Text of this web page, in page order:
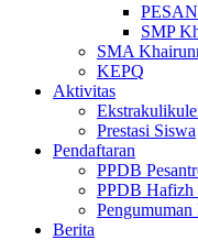
SMP
SMA
KEPQ
Aktivitas
Prestasi Siswa
Pendaftaran
PPDB
PPDB Hafizh
Pengumuman
Berita